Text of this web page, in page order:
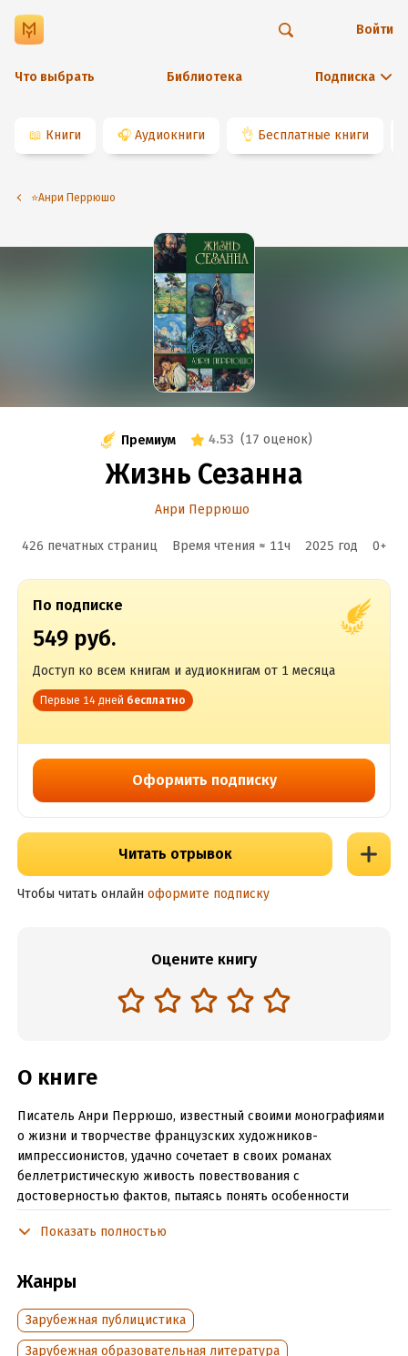
Что выбрать Библиотека Подписка
Войти
📖 Книги 🎧 Аудиокниги 👌 Бесплатные книги
⭐️Анри Перрюшо
Премиум 4.53 (17 оценок)
Жизнь Сезанна
Анри Перрюшо
426 печатных страниц Время чтения ≈ 11ч 2025 год 0+
По подписке
549 руб.
Доступ ко всем книгам и аудиокнигам от 1 месяца
Первые 14 дней бесплатно
Оформить подписку
Читать отрывок
Чтобы читать онлайн оформите подписку
Оцените книгу
О книге
Писатель Анри Перрюшо, известный своими монографиями
о жизни и творчестве французских художников-
импрессионистов, удачно сочетает в своих романах
беллетристическую живость повествования с
достоверностью фактов, пытаясь понять особенности
знаменитом художнике Поле Сезанне автор детально
профессионального формирования. В книге использованы
уникальные документы, воспоминания современников,
письма.
Показать полностью
Жанры
Зарубежная публицистика
Зарубежная образовательная литература